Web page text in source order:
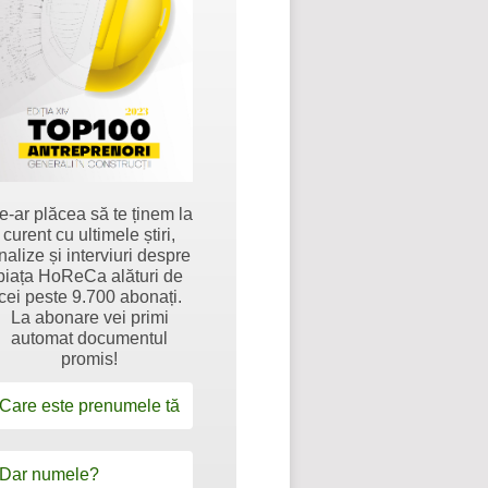
ar plăcea să te ținem la
curent cu ultimele știri,
și interviuri despre
HoReCa alături de
peste 9.700 abonați.
La abonare vei primi
automat documentul
promis!